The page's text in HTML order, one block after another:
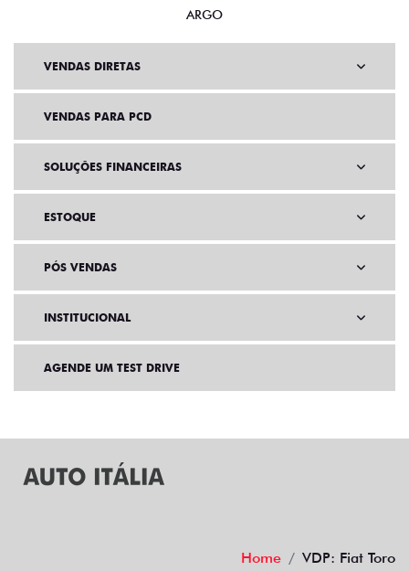
MOBI
VENDAS DIRETAS
VENDAS PARA PCD
SOLUÇÕES FINANCEIRAS
ESTOQUE
PÓS VENDAS
INSTITUCIONAL